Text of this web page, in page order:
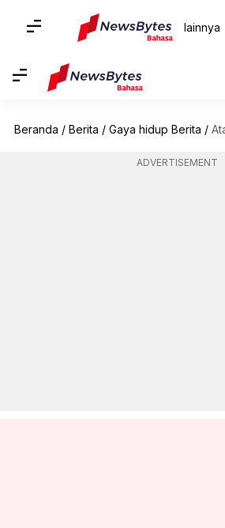
lainnya
Beranda / Berita / Gaya hidup Berita / Atasi
ADVERTISEMENT